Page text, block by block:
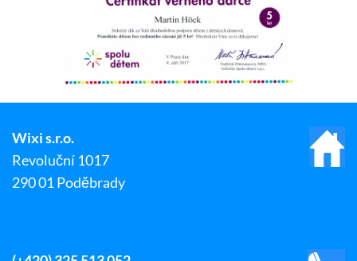
Wixi s.r.o.
Revoluční 1017
290 01 Poděbrady